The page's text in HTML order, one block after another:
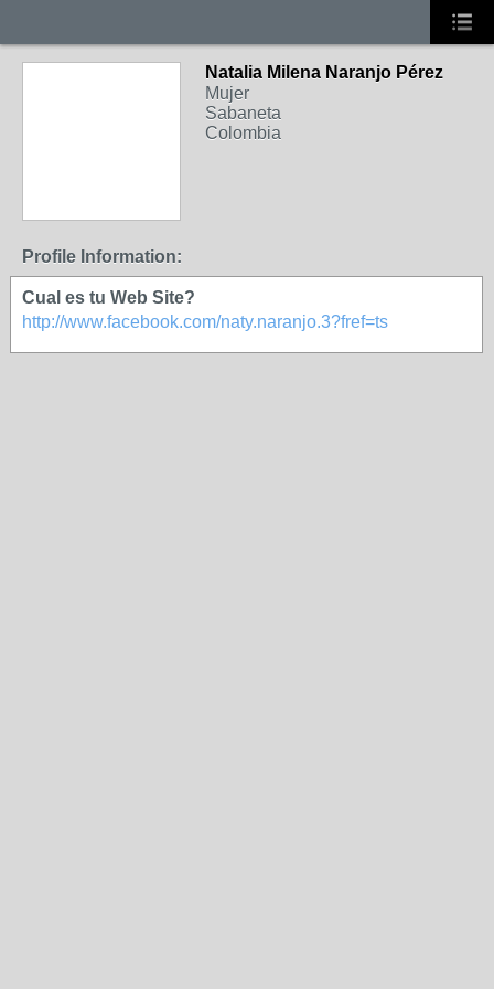
Natalia Milena Naranjo Pérez
Mujer
Sabaneta
Colombia
Profile Information:
Cual es tu Web Site?
http://www.facebook.com/naty.naranjo.3?fref=ts